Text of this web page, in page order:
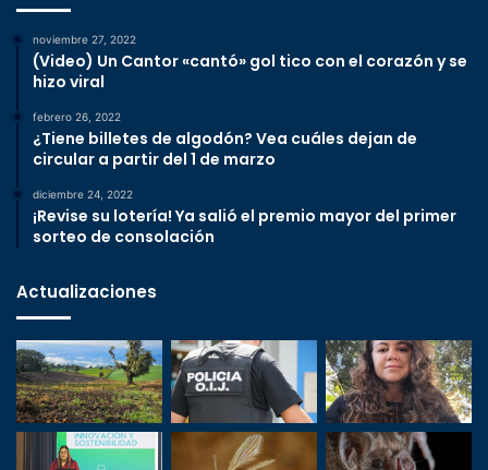
noviembre 27, 2022
(Video) Un Cantor «cantó» gol tico con el corazón y se
hizo viral
febrero 26, 2022
¿Tiene billetes de algodón? Vea cuáles dejan de
circular a partir del 1 de marzo
diciembre 24, 2022
¡Revise su lotería! Ya salió el premio mayor del primer
sorteo de consolación
Actualizaciones